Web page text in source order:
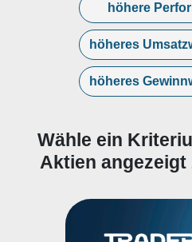
höhere
höheres
höheres
Wähle ein
Aktien angezeigt